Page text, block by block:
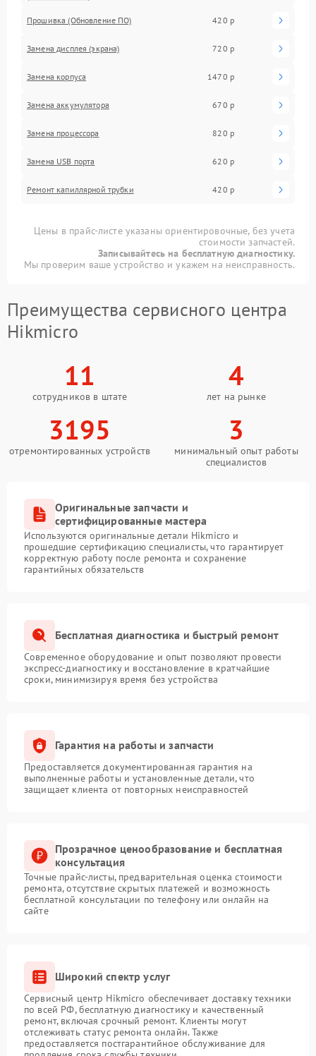
Прошивка (Обновление ПО) 420 р
Замена дисплея (экрана) 720 р
Замена корпуса 1470 р
Замена аккумулятора 670 р
Замена процессора 820 р
Замена USB порта 620 р
Ремонт капиллярной трубки 420 р
Цены в прайс-листе указаны ориентировочные, без учета
стоимости запчастей.
Записывайтесь на бесплатную диагностику.
Мы проверим ваше устройство и укажем на неисправность.
Преимущества сервисного центра
Hikmicro
11
сотрудников в штате
4
лет на рынке
3195
отремонтированных устройств
3
минимальный опыт работы
специалистов
Оригинальные запчасти и
сертифицированные мастера
Используются оригинальные детали Hikmicro и
прошедшие сертификацию специалисты, что гарантирует
корректную работу после ремонта и сохранение
гарантийных обязательств
Бесплатная диагностика и быстрый ремонт
Современное оборудование и опыт позволяют провести
экспресс-диагностику и восстановление в кратчайшие
сроки, минимизируя время без устройства
Гарантия на работы и запчасти
Предоставляется документированная гарантия на
выполненные работы и установленные детали, что
защищает клиента от повторных неисправностей
Прозрачное ценообразование и бесплатная
консультация
Точные прайс-листы, предварительная оценка стоимости
ремонта, отсутствие скрытых платежей и возможность
бесплатной консультации по телефону или онлайн на
сайте
Широкий спектр услуг
Сервисный центр Hikmicro обеспечивает доставку техники
по всей РФ, бесплатную диагностику и качественный
ремонт, включая срочный ремонт. Клиенты могут
отслеживать статус ремонта онлайн. Также
предоставляется постгарантийное обслуживание для